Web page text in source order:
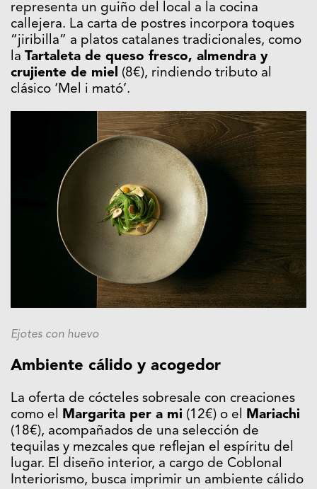
representa un guiño del local a la cocina
callejera. La carta de postres incorpora toques
“jiribilla” a platos catalanes tradicionales, como
la Tartaleta de queso fresco, almendra y
crujiente de miel (8€), rindiendo tributo al
clásico ‘Mel i mató’.
Ejotes con huevo
Ambiente cálido y acogedor
La oferta de cócteles sobresale con creaciones
como el Margarita per a mi (12€) o el Mariachi
(18€), acompañados de una selección de
tequilas y mezcales que reflejan el espíritu del
lugar. El diseño interior, a cargo de Coblonal
Interiorismo, busca imprimir un ambiente cálido